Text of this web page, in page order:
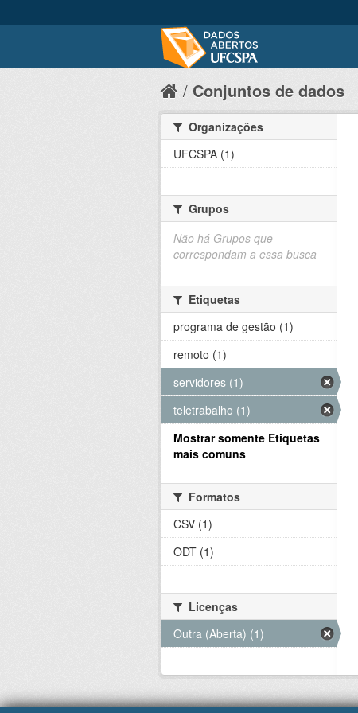
Conjuntos de dados
Organizações
UFCSPA (1)
Grupos
Não há Grupos que
correspondam a essa busca
Etiquetas
programa de gestão (1)
remoto (1)
servidores (1)
teletrabalho (1)
Mostrar somente Etiquetas
mais comuns
Formatos
CSV (1)
ODT (1)
Licenças
Outra (Aberta) (1)